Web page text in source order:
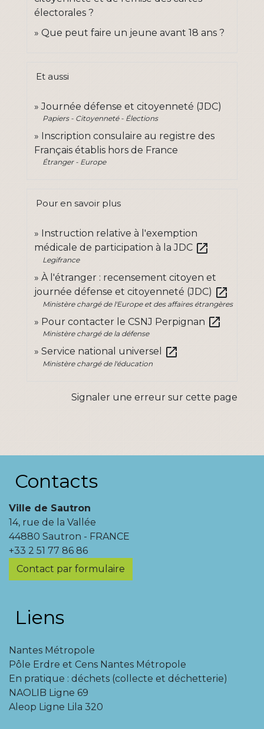
électorales ?
Que peut faire un jeune avant 18 ans ?
Et aussi
Journée défense et citoyenneté (JDC)
Papiers - Citoyenneté - Élections
Inscription consulaire au registre des
Français établis hors de France
Étranger - Europe
Pour en savoir plus
Instruction relative à l'exemption
médicale de participation à la JDC open_in_new
Legifrance
À l'étranger : recensement citoyen et
journée défense et citoyenneté (JDC) open_in_new
Ministère chargé de l'Europe et des affaires étrangères
Pour contacter le CSNJ Perpignan open_in_new
Ministère chargé de la défense
Service national universel open_in_new
Ministère chargé de l'éducation
Signaler une erreur sur cette page
Contacts
Ville de Sautron
14, rue de la Vallée
44880 Sautron - FRANCE
+33 2 51 77 86 86
Contact par formulaire
Liens
Nantes Métropole
Pôle Erdre et Cens Nantes Métropole
En pratique : déchets (collecte et déchetterie)
NAOLIB Ligne 69
Aleop Ligne Lila 320